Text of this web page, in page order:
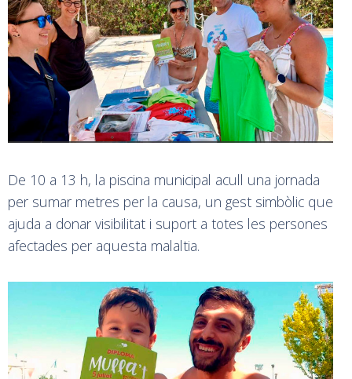
De 10 a 13 h, la piscina municipal acull una jornada
per sumar metres per la causa, un gest simbòlic que
ajuda a donar visibilitat i suport a totes les persones
afectades per aquesta malaltia.